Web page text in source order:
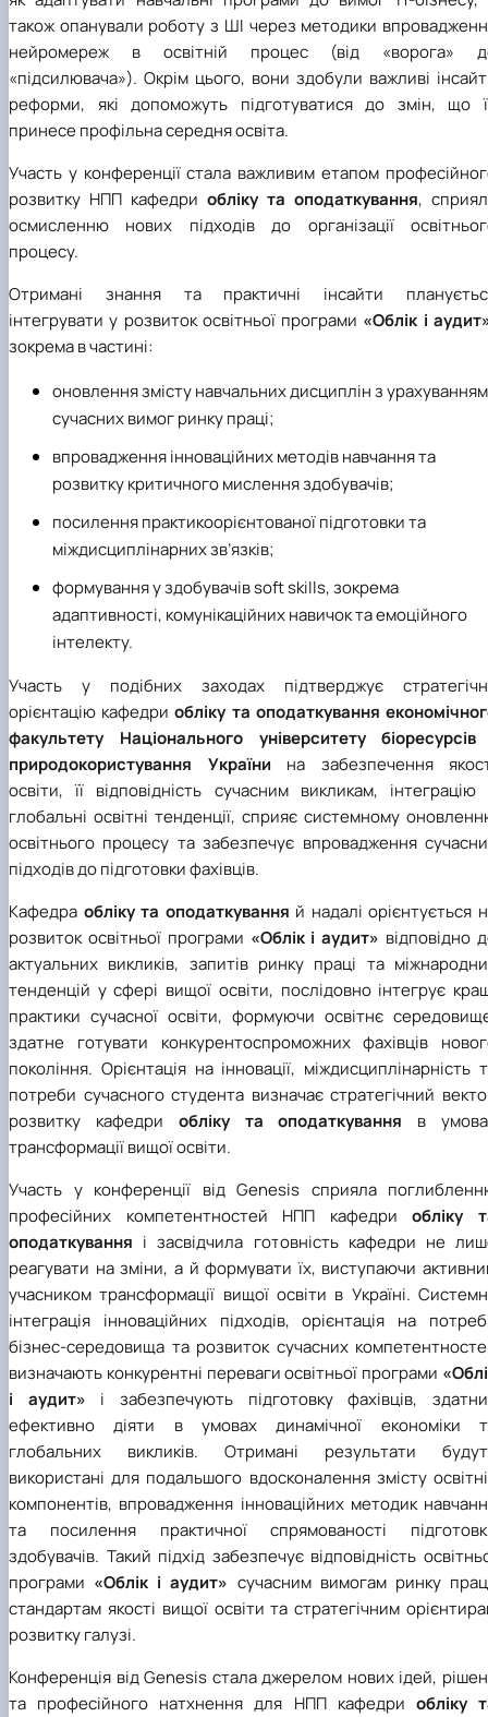
також опанували роботу з ШІ через методики
нейромереж в освітній процес (від «ворога»
«підсилювача»). Окрім цього, вони здобули важливі
реформи, які допоможуть підготуватися до змін, що
принесе профільна середня освіта.
Участь у конференції стала важливим етапом
розвитку НПП кафедри обліку та оподаткування,
осмисленню нових підходів до організації
процесу.
Отримані знання та практичні інсайти
інтегрувати у розвиток освітньої програми «Облік і
зокрема в частині:
оновлення змісту навчальних дисциплін з урахуванням
сучасних вимог ринку праці;
впровадження інноваційних методів навчання та
розвитку критичного мислення здобувачів;
посилення практикоорієнтованої підготовки та
міждисциплінарних зв’язків;
формування у здобувачів soft skills, зокрема
адаптивності, комунікаційних навичок та емоційного
інтелекту.
Участь у подібних заходах підтверджує
орієнтацію кафедриобліку та оподаткування
факультету Національного університету біоресурсів
природокористування України на забезпечення
освіти, її відповідність сучасним викликам, інтеграцію
глобальні освітні тенденції, сприяє системному
освітнього процесу та забезпечує впровадження
підходів до підготовки фахівців.
Кафедра обліку та оподаткування й надалі орієнтується
розвиток освітньої програми «Облік і аудит» відповідно
актуальних викликів, запитів ринку праці та
тенденцій у сфері вищої освіти, послідовно інтегрує
практики сучасної освіти, формуючи освітнє
здатне готувати конкурентоспроможних фахівців
покоління. Орієнтація на інновації, міждисциплінарність
потреби сучасного студента визначає стратегічний
розвитку кафедри обліку та оподаткування в
трансформації вищої освіти.
Участь у конференції від Genesis сприяла
професійних компетентностей НПП кафедриобліку
оподаткування і засвідчила готовність кафедри не
реагувати на зміни, а й формувати їх, виступаючи
учасником трансформації вищої освіти в Україні.
інтеграція інноваційних підходів, орієнтація на
бізнес-середовища та розвиток сучасних
визначають конкурентні переваги освітньої програми
і аудит» і забезпечують підготовку фахівців,
ефективно діяти в умовах динамічної економіки
глобальних викликів. Отримані результати
використані для подальшого вдосконалення змісту
компонентів, впровадження інноваційних методик
та посилення практичної спрямованості
здобувачів. Такий підхід забезпечує відповідність
програми «Облік і аудит» сучасним вимогам ринку
стандартам якості вищої освіти та стратегічним
розвитку галузі.
Конференція від Genesis стала джерелом нових ідей,
та професійного натхнення для НПП кафедри обліку